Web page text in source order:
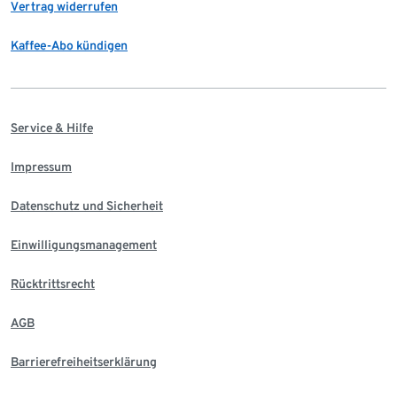
Vertrag widerrufen
Kaffee-Abo kündigen
Service & Hilfe
Impressum
Datenschutz und Sicherheit
Einwilligungsmanagement
Rücktrittsrecht
AGB
Barrierefreiheitserklärung